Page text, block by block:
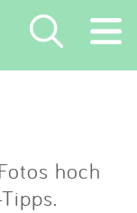
×
hoch